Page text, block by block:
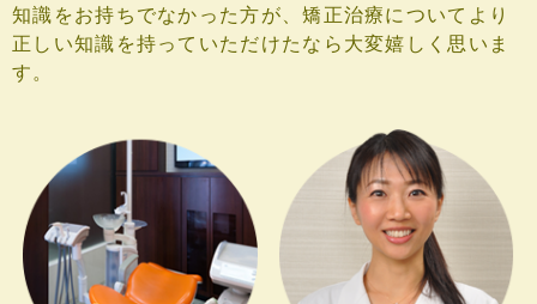
知識をお持ちでなかった方が、矯正治療についてより
正しい知識を持っていただけたなら大変嬉しく思いま
す。